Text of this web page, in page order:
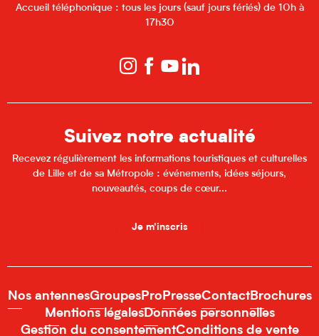
Accueil téléphonique : tous les jours (sauf jours fériés) de 10h à
17h30
Suivez notre actualité
Recevez régulièrement les informations touristiques et culturelles
de Lille et de sa Métropole : événements, idées séjours,
nouveautés, coups de cœur...
Je m'inscris
Nos antennesGroupesPro PresseContactBrochures
Mentions légalesDonnées personnelles
Gestion du consentementConditions de vente